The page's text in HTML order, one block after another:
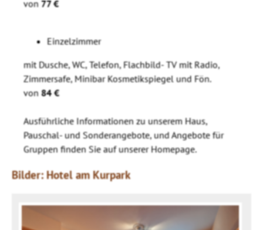
von 77 €
Einzelzimmer
mit Dusche, WC, Telefon, Flachbild- TV mit Radio,
Zimmersafe, Minibar Kosmetikspiegel und Fön.
von 84 €
Ausführliche Informationen zu unserem Haus,
Pauschal- und Sonderangebote, und Angebote für
Gruppen finden Sie auf unserer Homepage.
Bilder: Hotel am Kurpark